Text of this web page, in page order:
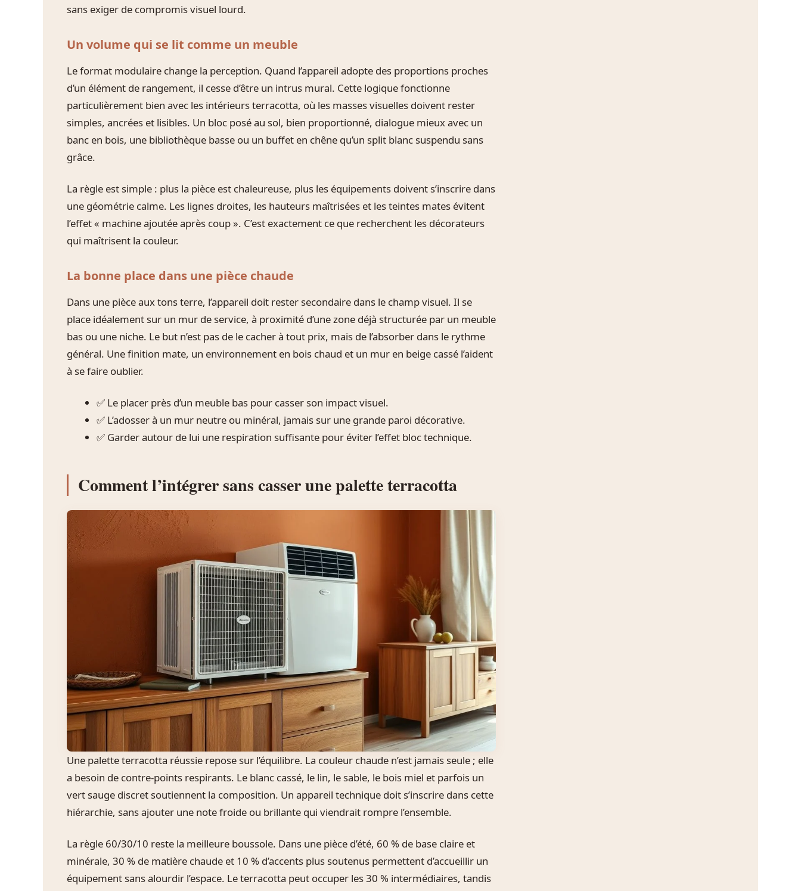
sans exiger de compromis visuel lourd.
Un volume qui se lit comme un meuble
Le format modulaire change la perception. Quand l’appareil adopte des proportions proches
d’un élément de rangement, il cesse d’être un intrus mural. Cette logique fonctionne
particulièrement bien avec les intérieurs terracotta, où les masses visuelles doivent rester
simples, ancrées et lisibles. Un bloc posé au sol, bien proportionné, dialogue mieux avec un
banc en bois, une bibliothèque basse ou un buffet en chêne qu’un split blanc suspendu sans
grâce.
La règle est simple : plus la pièce est chaleureuse, plus les équipements doivent s’inscrire dans
une géométrie calme. Les lignes droites, les hauteurs maîtrisées et les teintes mates évitent
l’effet « machine ajoutée après coup ». C’est exactement ce que recherchent les décorateurs
qui maîtrisent la couleur.
La bonne place dans une pièce chaude
Dans une pièce aux tons terre, l’appareil doit rester secondaire dans le champ visuel. Il se
place idéalement sur un mur de service, à proximité d’une zone déjà structurée par un meuble
bas ou une niche. Le but n’est pas de le cacher à tout prix, mais de l’absorber dans le rythme
général. Une finition mate, un environnement en bois chaud et un mur en beige cassé l’aident
à se faire oublier.
✅ Le placer près d’un meuble bas pour casser son impact visuel.
✅ L’adosser à un mur neutre ou minéral, jamais sur une grande paroi décorative.
✅ Garder autour de lui une respiration suffisante pour éviter l’effet bloc technique.
Comment l’intégrer sans casser une palette terracotta
Une palette terracotta réussie repose sur l’équilibre. La couleur chaude n’est jamais seule ; elle
a besoin de contre-points respirants. Le blanc cassé, le lin, le sable, le bois miel et parfois un
vert sauge discret soutiennent la composition. Un appareil technique doit s’inscrire dans cette
hiérarchie, sans ajouter une note froide ou brillante qui viendrait rompre l’ensemble.
La règle 60/30/10 reste la meilleure boussole. Dans une pièce d’été, 60 % de base claire et
minérale, 30 % de matière chaude et 10 % d’accents plus soutenus permettent d’accueillir un
équipement sans alourdir l’espace. Le terracotta peut occuper les 30 % intermédiaires, tandis